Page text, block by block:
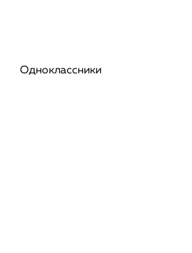
Одноклассники